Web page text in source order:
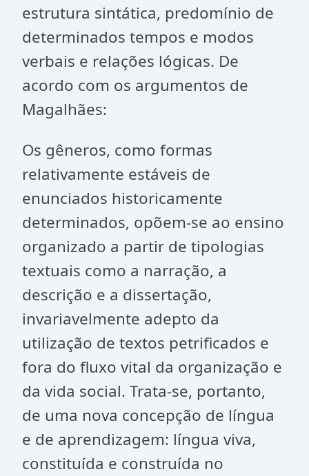
estrutura sintática, predomínio de
determinados tempos e modos
verbais e relações lógicas. De
acordo com os argumentos de
Magalhães:
Os gêneros, como formas
relativamente estáveis de
enunciados historicamente
determinados, opõem-se ao ensino
organizado a partir de tipologias
textuais como a narração, a
descrição e a dissertação,
invariavelmente adepto da
utilização de textos petrificados e
fora do fluxo vital da organização e
da vida social. Trata-se, portanto,
de uma nova concepção de língua
e de aprendizagem: língua viva,
constituída e construída no